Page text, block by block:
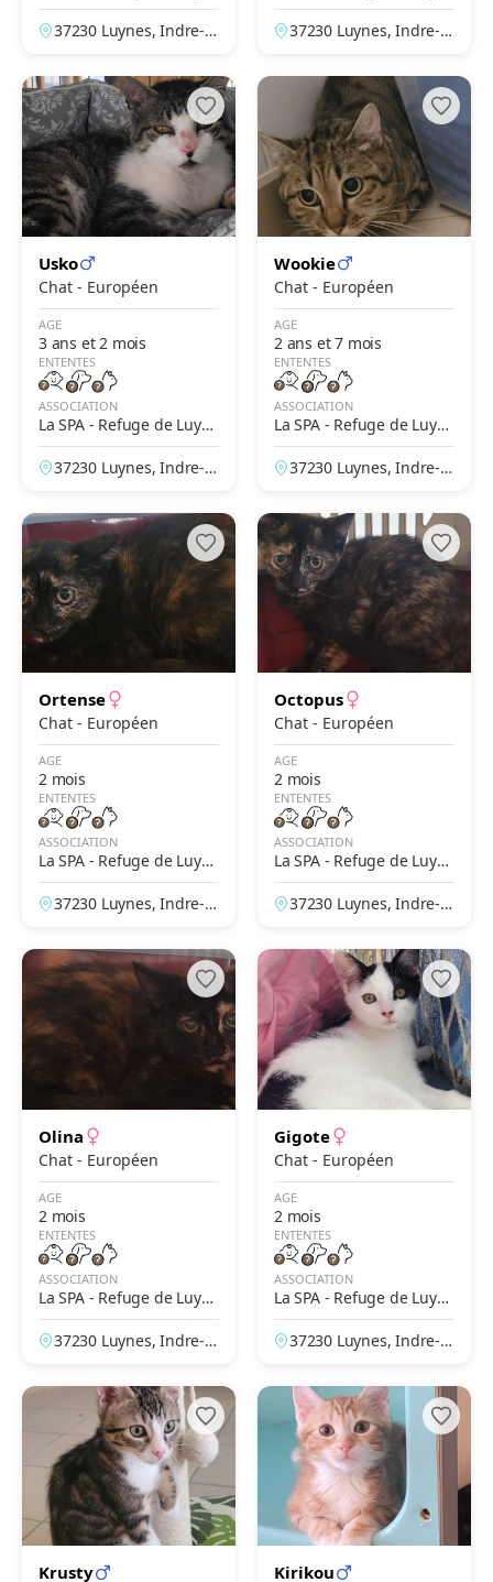
es – Tours
37230 Luynes, Indre-et
es – Tours
37230 Luynes, Indre-et
Usko
Chat - Européen
AGE
3 ans et 2 mois
ENTENTES
ASSOCIATION
La SPA - Refuge de Luyn
es – Tours
37230 Luynes, Indre-et
Wookie
Chat - Européen
AGE
2 ans et 7 mois
ENTENTES
ASSOCIATION
La SPA - Refuge de Luyn
es – Tours
37230 Luynes, Indre-et
Ortense
Chat - Européen
AGE
2 mois
ENTENTES
ASSOCIATION
La SPA - Refuge de Luyn
es – Tours
37230 Luynes, Indre-et
Octopus
Chat - Européen
AGE
2 mois
ENTENTES
ASSOCIATION
La SPA - Refuge de Luyn
es – Tours
37230 Luynes, Indre-et
Olina
Chat - Européen
AGE
2 mois
ENTENTES
ASSOCIATION
La SPA - Refuge de Luyn
es – Tours
37230 Luynes, Indre-et
Gigote
Chat - Européen
AGE
2 mois
ENTENTES
ASSOCIATION
La SPA - Refuge de Luyn
es – Tours
37230 Luynes, Indre-et
Krusty Kirikou